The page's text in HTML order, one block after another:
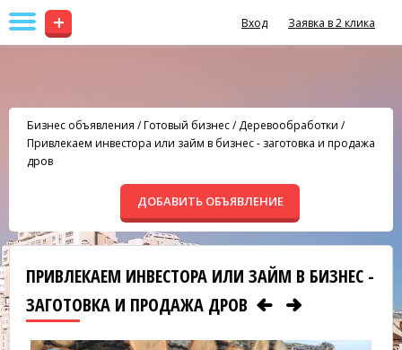
+ Вход Заявка в 2 клика
Бизнес объявления /Готовый бизнес/Деревообработки /
Привлекаем инвестора или займ в бизнес - заготовка и продажа
дров
ДОБАВИТЬ ОБЪЯВЛЕНИЕ
ПРИВЛЕКАЕМ ИНВЕСТОРА ИЛИ ЗАЙМ В БИЗНЕС -
ЗАГОТОВКА И ПРОДАЖА ДРОВ